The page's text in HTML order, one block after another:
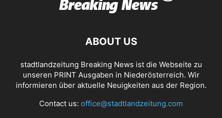
ABOUT US
stadtlandzeitung Breaking News ist die Webseite zu
unseren PRINT Ausgaben in Niederösterreich. Wir
informieren über aktuelle Neuigkeiten aus der Region.
Contact us: office@stadtlandzeitung.com